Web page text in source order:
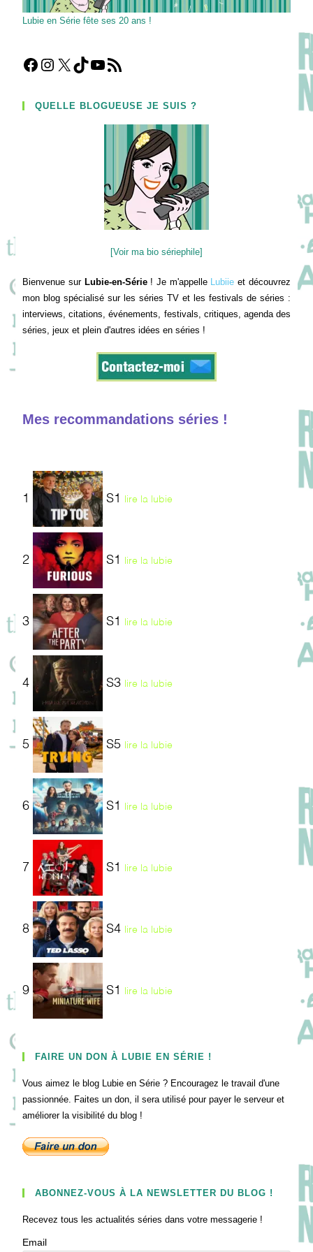
Lubie en Série fête ses 20 ans !
Facebook
Instagram
X TikTokYouTube
Flux RSS
QUELLE BLOGUEUSE JE SUIS ?
[Voir ma bio sériephile]
Bienvenue sur Lubie-en-Série! Je m'appelle Lubiie et découvrez
mon blog spécialisé sur les séries TV et les festivals de séries :
interviews, citations, événements, festivals, critiques, agenda des
séries, jeux et plein d'autres idées en séries !
Mes recommandations séries !
1 S1 lire la lubie
2 S1 lire la lubie
3 S1 lire la lubie
4 S3 lire la lubie
5 S5 lire la lubie
6 S1 lire la lubie
7 S1 lire la lubie
8 S4 lire la lubie
9 S1 lire la lubie
FAIRE UN DON À LUBIE EN SÉRIE !
Vous aimez le blog Lubie en Série ? Encouragez le travail d'une
passionnée. Faites un don, il sera utilisé pour payer le serveur et
améliorer la visibilité du blog !
ABONNEZ-VOUS À LA NEWSLETTER DU BLOG !
Recevez tous les actualités séries dans votre messagerie !
Email